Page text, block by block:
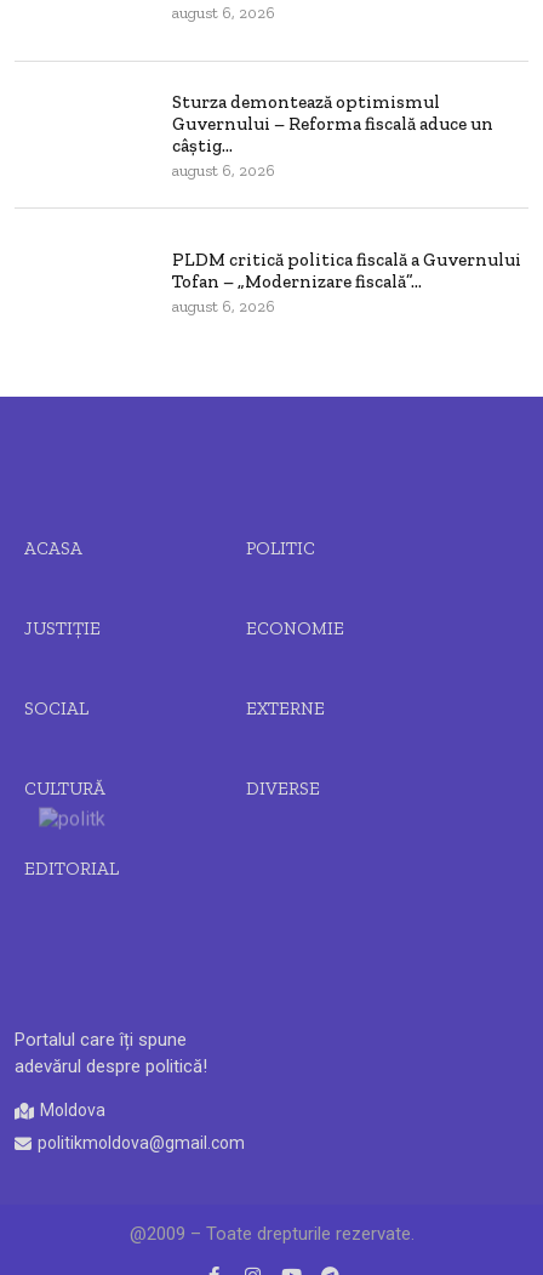
august 6, 2026
Sturza demontează optimismul
Guvernului – Reforma fiscală aduce un
câștig...
august 6, 2026
PLDM critică politica fiscală a Guvernului
Tofan – „Modernizare fiscală”...
august 6, 2026
Portalul care îți spune
adevărul despre politică!
Moldova
politikmoldova@gmail.com
ACASA POLITIC
JUSTIȚIE ECONOMIE
SOCIAL EXTERNE
CULTURĂ DIVERSE
EDITORIAL
@2009 – Toate drepturile rezervate.